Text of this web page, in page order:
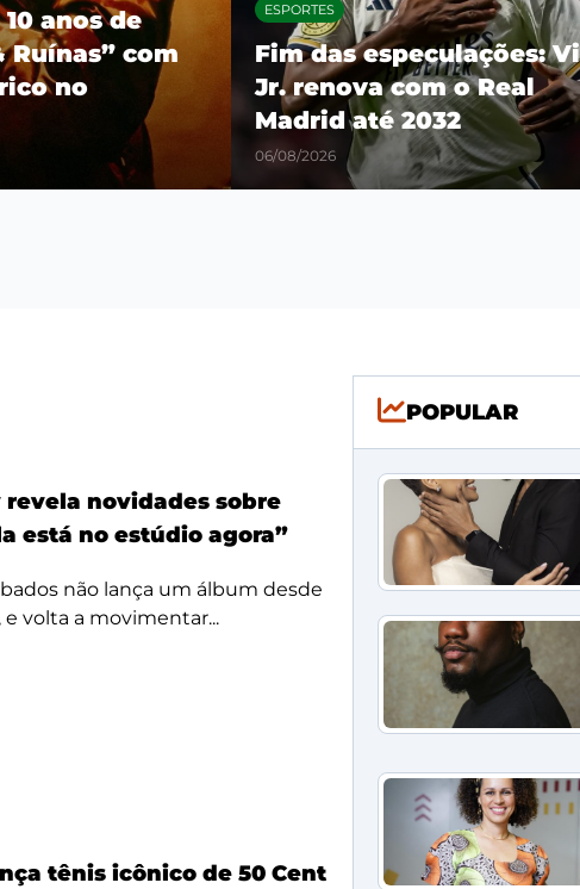
10 anos de
Ruínas” com
no
ESPORTES
Fim das especulações:
Jr. renova com o Real
Madrid até 2032
06/08/2026
revela novidades sobre
está no estúdio agora”
não lança um álbum desde
e volta a movimentar...
tênis icônico de 50 Cent
POPULAR